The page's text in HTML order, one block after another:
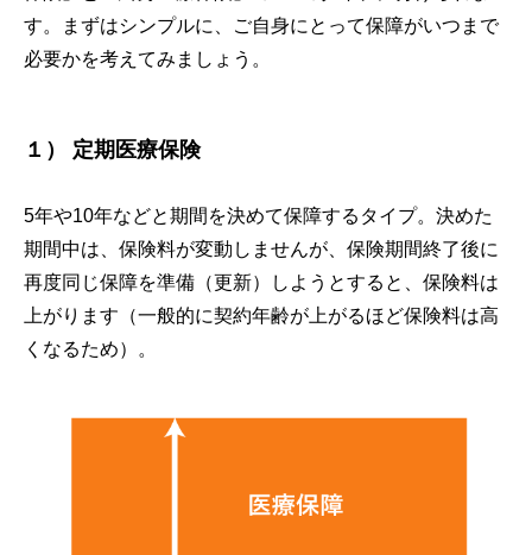
す。まずはシンプルに、ご自身にとって保障がいつまで
必要かを考えてみましょう。
１） 定期医療保険
5年や10年などと期間を決めて保障するタイプ。決めた
期間中は、保険料が変動しませんが、保険期間終了後に
再度同じ保障を準備（更新）しようとすると、保険料は
上がります（一般的に契約年齢が上がるほど保険料は高
くなるため）。